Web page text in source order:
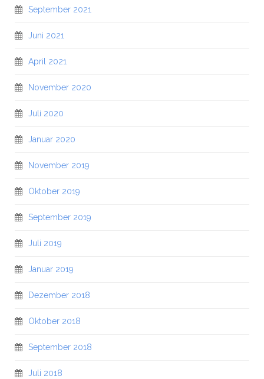
September 2021
Juni 2021
April 2021
November 2020
Juli 2020
Januar 2020
November 2019
Oktober 2019
September 2019
Juli 2019
Januar 2019
Dezember 2018
Oktober 2018
September 2018
Juli 2018